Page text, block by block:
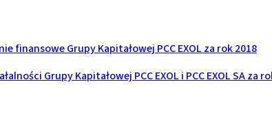
finansowe Grupy Kapitałowej PCC EXOL za rok 2018
Grupy Kapitałowej PCC EXOL i PCC EXOL SA za